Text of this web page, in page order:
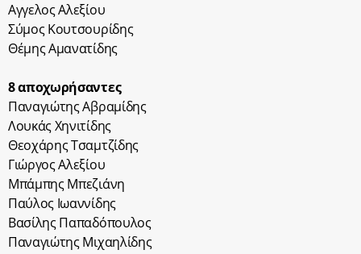
Αγγελος Αλεξίου
Σύμος Κουτσουρίδης
Θέμης Αμανατίδης
8 αποχωρήσαντες
Παναγιώτης Αβραμίδης
Λουκάς Χηνιτίδης
Θεοχάρης Τσαμτζίδης
Γιώργος Αλεξίου
Μπάμπης Μπεζιάνη
Παύλος Ιωαννίδης
Βασίλης Παπαδόπουλος
Παναγιώτης Μιχαηλίδης